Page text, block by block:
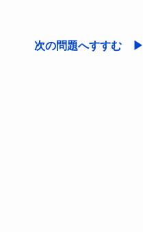
次の問題へすすむ ▶